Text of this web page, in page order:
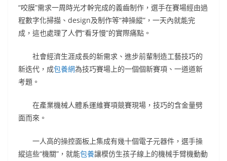
“咬膜”需求一周時光才幹完成的義齒制作，選手在賽場經由過
程數字化掃描、design及制作等“神操縱”，一天內就能完
成，這也處理了人們“看牙慢”的實際痛點。
社會經濟生涯成長的新需求、進步前輩制造工藝技巧的
新迭代，成包養網為技巧賽場上的一個個新賽項、一道道新
考題。
在產業機械人體系運維賽項競賽現場，技巧的含金量劈
面而來。
一人高的操控面板上集成有幾十個電子元器件，選手操
縱這些“機關”，就能包養讓模仿生孩子線上的機械手臂機動動